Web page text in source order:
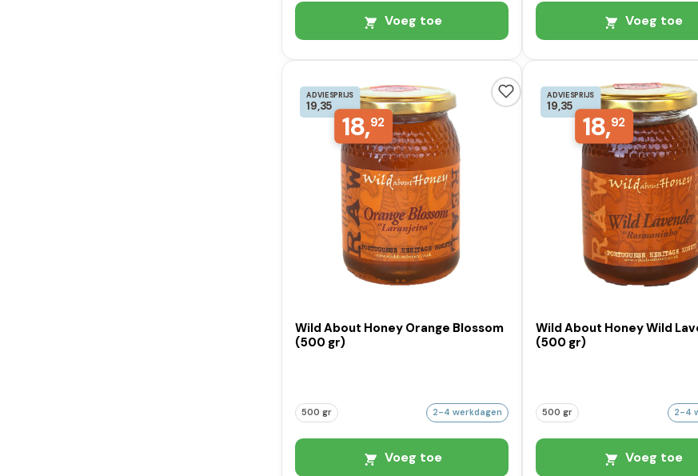
Voeg toe Voeg toe
ADVIESPRIJS
19,35
18,92
Wild About Honey Orange Blossom
(500 gr)
500 gr 2-4 werkdagen
Voeg toe
ADVIESPRIJS
19,35
18,92
Wild About Honey Wild
(500 gr)
500 gr 2-4
Voeg toe